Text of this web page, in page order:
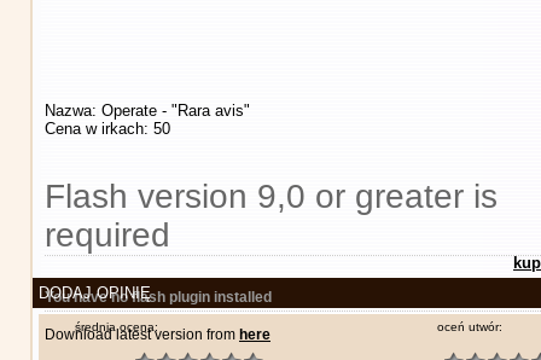
Nazwa: Operate - "Rara avis"
Cena w irkach: 50
Flash version 9,0 or greater is
required
You have no flash plugin installed
Download latest version from here
DODAJ OPINIĘ
średnia ocena: oceń utwór: